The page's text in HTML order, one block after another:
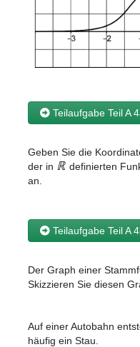
Teilaufgabe Teil A
Geben Sie die
der in ℝ definierten
an.
Teilaufgabe Teil A
Der Graph einer
Skizzieren Sie diesen
Auf einer Autobahn
häufig ein Stau.